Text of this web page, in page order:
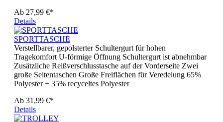
Ab 27,99 €*
Details
SPORTTASCHE
Verstellbarer, gepolsterter Schultergurt für hohen
Tragekomfort U-förmige Öffnung Schultergurt ist abnehmbar
Zusätzliche Reißverschlusstasche auf der Vorderseite Zwei
große Seitentaschen Große Freiflächen für Veredelung 65%
Polyester + 35% recyceltes Polyester
Ab 31,99 €*
Details